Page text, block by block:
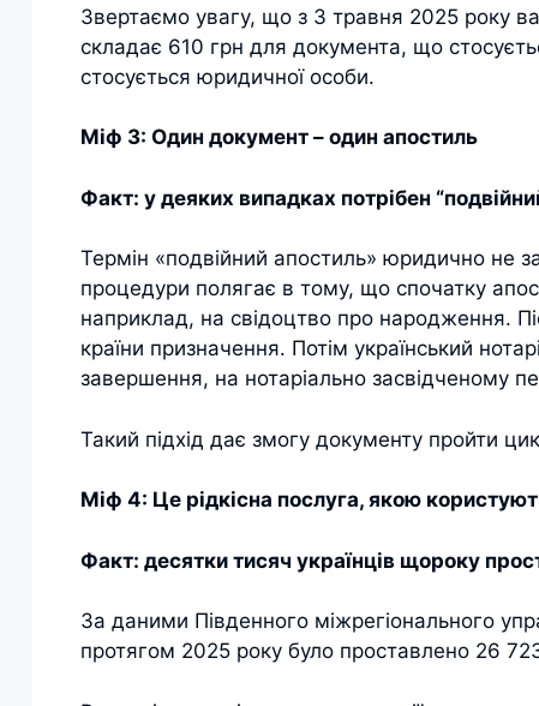
Звертаємо увагу, що з 3 травня 2025 року
складає 610 грн для документа, що
стосується юридичної особи.
Міф 3: Один документ – один апостиль
Факт: у деяких випадках потрібен
Термін «подвійний апостиль» юридично не
процедури полягає в тому, що спочатку
наприклад, на свідоцтво про народження.
країни призначення. Потім український
завершення, на нотаріально засвідченому
Такий підхід дає змогу документу пройти
Міф 4: Це рідкісна послуга, якою
Факт: десятки тисяч українців щороку
За даними Південного міжрегіонального
протягом 2025 року було проставлено 26